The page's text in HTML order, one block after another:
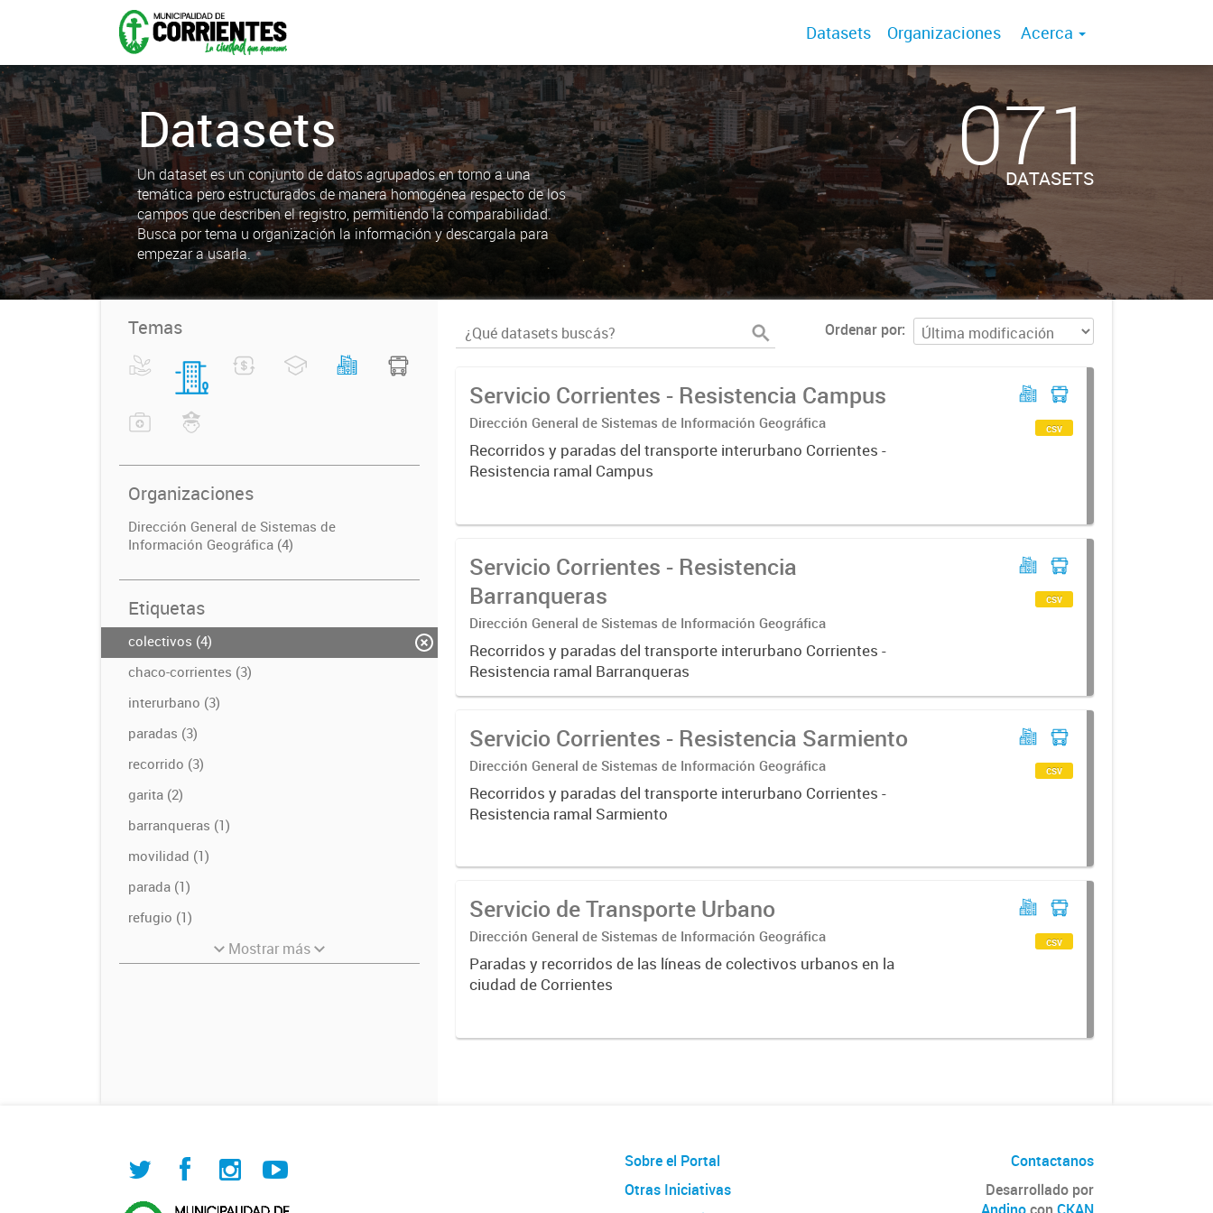
Datasets Organizaciones Acerca
Datasets
Un dataset es un conjunto de datos agrupados en torno a una
temática pero estructurados de manera homogénea respecto de los
campos que describen el registro, permitiendo la comparabilidad.
Busca por tema u organización la información y descargala para
empezar a usarla.
071
DATASETS
Temas
Organizaciones
Dirección General de Sistemas de
Información Geográfica (4)
Etiquetas
colectivos (4)
chaco-corrientes (3)
interurbano (3)
paradas (3)
recorrido (3)
garita (2)
barranqueras (1)
movilidad (1)
parada (1)
refugio (1)
Mostrar más
Ordenar por
Servicio Corrientes - Resistencia Campus
Dirección General de Sistemas de Información Geográfica
Recorridos y paradas del transporte interurbano Corrientes -
Resistencia ramal Campus
csv
Servicio Corrientes - Resistencia
Barranqueras
Dirección General de Sistemas de Información Geográfica
Recorridos y paradas del transporte interurbano Corrientes -
Resistencia ramal Barranqueras
csv
Servicio Corrientes - Resistencia Sarmiento
Dirección General de Sistemas de Información Geográfica
Recorridos y paradas del transporte interurbano Corrientes -
Resistencia ramal Sarmiento
csv
Servicio de Transporte Urbano
Dirección General de Sistemas de Información Geográfica
Paradas y recorridos de las líneas de colectivos urbanos en la
ciudad de Corrientes
csv
Sobre el Portal
Otras Iniciativas
Contactanos
Desarrollado por